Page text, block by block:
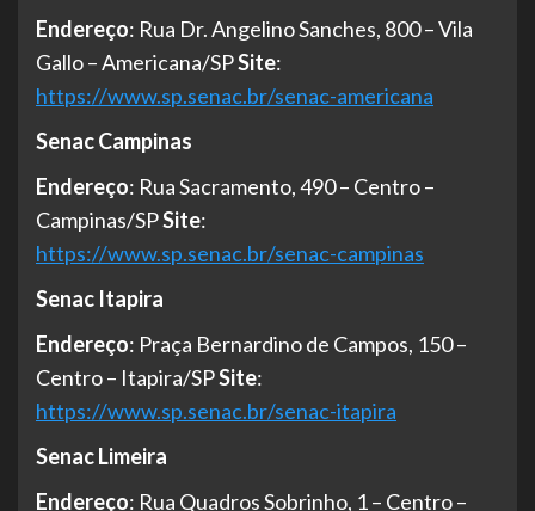
Endereço: Rua Dr. Angelino Sanches, 800 – Vila
Gallo – Americana/SPSite:
https://www.sp.senac.br/senac-americana
Senac Campinas
Endereço: Rua Sacramento, 490 – Centro –
Campinas/SPSite:
https://www.sp.senac.br/senac-campinas
Senac Itapira
Endereço: Praça Bernardino de Campos, 150 –
Centro – Itapira/SPSite:
https://www.sp.senac.br/senac-itapira
Senac Limeira
Endereço: Rua Quadros Sobrinho, 1 – Centro –